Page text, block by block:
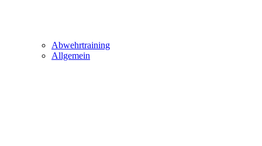
Abwehrtraining
Allgemein